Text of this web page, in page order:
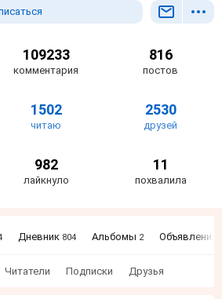
109233
комментария
816
постов
1502
читаю
2530
друзей
982
лайкнуло
11
похвалила
Дневник 804 Альбомы 2 Объявления
Читатели Подписки Друзья